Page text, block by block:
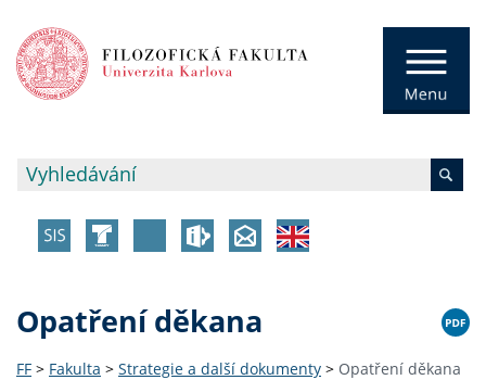
Opatření děkana
FF > Fakulta > Strategie a další dokumenty > Opatření děkana